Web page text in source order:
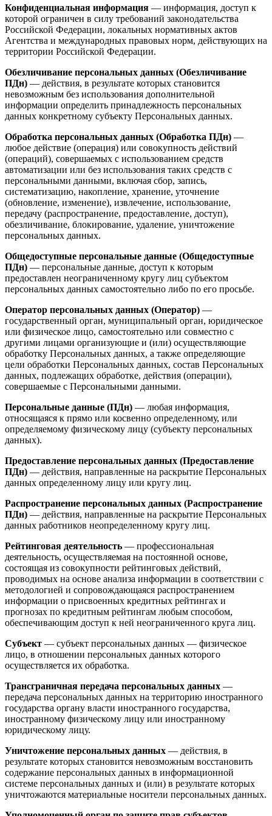
Конфиденциальная информация — информация, доступ к
которой ограничен в силу требований законодательства
Российской Федерации, локальных нормативных актов
Агентства и международных правовых норм, действующих на
территории Российской Федерации.
Обезличивание персональных данных (Обезличивание
ПДн) — действия, в результате которых становится
невозможным без использования дополнительной
информации определить принадлежность персональных
данных конкретному субъекту Персональных данных.
Обработка персональных данных (Обработка ПДн) —
любое действие (операция) или совокупность действий
(операций), совершаемых с использованием средств
автоматизации или без использования таких средств с
персональными данными, включая сбор, запись,
систематизацию, накопление, хранение, уточнение
(обновление, изменение), извлечение, использование,
передачу (распространение, предоставление, доступ),
обезличивание, блокирование, удаление, уничтожение
персональных данных.
Общедоступные персональные данные (Общедоступные
ПДн) — персональные данные, доступ к которым
предоставлен неограниченному кругу лиц субъектом
персональных данных самостоятельно либо по его просьбе.
Оператор персональных данных (Оператор) —
государственный орган, муниципальный орган, юридическое
или физическое лицо, самостоятельно или совместно с
другими лицами организующие и (или) осуществляющие
обработку Персональных данных, а также определяющие
цели обработки Персональных данных, состав Персональных
данных, подлежащих обработке, действия (операции),
совершаемые с Персональными данными.
Персональные данные (ПДн) — любая информация,
относящаяся к прямо или косвенно определенному, или
определяемому физическому лицу (субъекту персональных
данных).
Предоставление персональных данных (Предоставление
ПДн) — действия, направленные на раскрытие Персональных
данных определенному лицу или кругу лиц.
Распространение персональных данных (Распространение
ПДн) — действия, направленные на раскрытие Персональных
данных работников неопределенному кругу лиц.
Рейтинговая деятельность — профессиональная
деятельность, осуществляемая на постоянной основе,
состоящая из совокупности рейтинговых действий,
проводимых на основе анализа информации в соответствии с
методологией и сопровождающаяся распространением
информации о присвоенных кредитных рейтингах и
прогнозах по кредитным рейтингам любым способом,
обеспечивающим доступ к ней неограниченного круга лиц.
Субъект — субъект персональных данных — физическое
лицо, в отношении персональных данных которого
осуществляется их обработка.
Трансграничная передача персональных данных —
передача персональных данных на территорию иностранного
государства органу власти иностранного государства,
иностранному физическому лицу или иностранному
юридическому лицу.
Уничтожение персональных данных — действия, в
результате которых становится невозможным восстановить
содержание персональных данных в информационной
системе персональных данных и (или) в результате которых
уничтожаются материальные носители персональных данных.